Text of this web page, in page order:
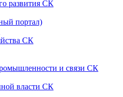
развития СК
портал)
СК
и связи СК
власти СК